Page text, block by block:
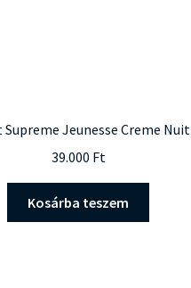
Supreme Jeunesse Creme Nuit
39.000 Ft
Kosárba teszem